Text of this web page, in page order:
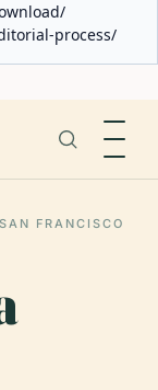
process/
SAN FRANCISCO